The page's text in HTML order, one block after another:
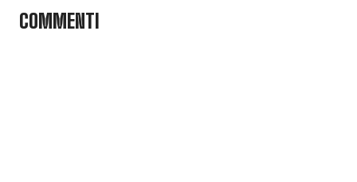
COMMENTI